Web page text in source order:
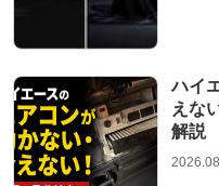
ハイ
えな
解説